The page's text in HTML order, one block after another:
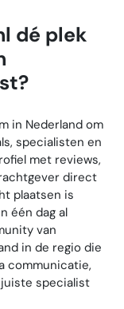
dé plek
in Nederland om
specialisten en
met reviews,
direct
plaatsen is
één dag al
van
in de regio die
communicatie,
specialist